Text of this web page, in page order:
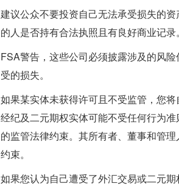
建议公众不要投资自己无法承受损失的
的人是否持有合法执照且有良好商业记录
FSA警告，这些公司必须披露涉及的风
受的损失。
如果某实体未获得许可且不受监管，您将
经纪及二元期权实体可能不受任何行为
的监管法律约束。其所有者、董事和管
约束。
如果您认为自己遭受了外汇交易或二元